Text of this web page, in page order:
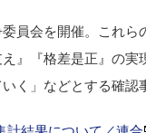
員会を開催。これ
』『格差是正』の
く」などとする確認